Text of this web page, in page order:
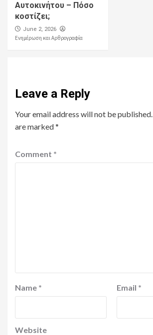
Αυτοκινήτου – Πόσο
κοστίζει;
June 2, 2026
Ενημέρωση και Αρθρογραφία
Leave a Reply
Your email address will not be published.
are marked*
Comment *
Name * Email *
Website